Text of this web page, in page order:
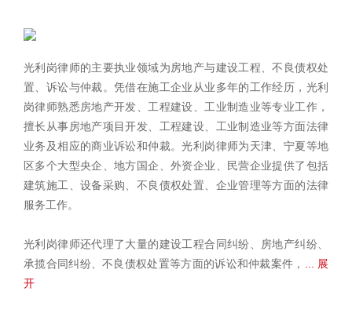
光利岗律师的主要执业领域为房地产与建设工程、不良债权处
置、诉讼与仲裁。凭借在施工企业从业多年的工作经历，光利
岗律师熟悉房地产开发、工程建设、工业制造业等专业工作，
擅长从事房地产项目开发、工程建设、工业制造业等方面法律
业务及相应的商业诉讼和仲裁。光利岗律师为天津、宁夏等地
区多个大型央企、地方国企、外资企业、民营企业提供了包括
建筑施工、设备采购、不良债权处置、企业管理等方面的法律
服务工作。
光利岗律师还代理了大量的建设工程合同纠纷、房地产纠纷、
承揽合同纠纷、不良债权处置等方面的诉讼和仲裁案件，
... 展
开